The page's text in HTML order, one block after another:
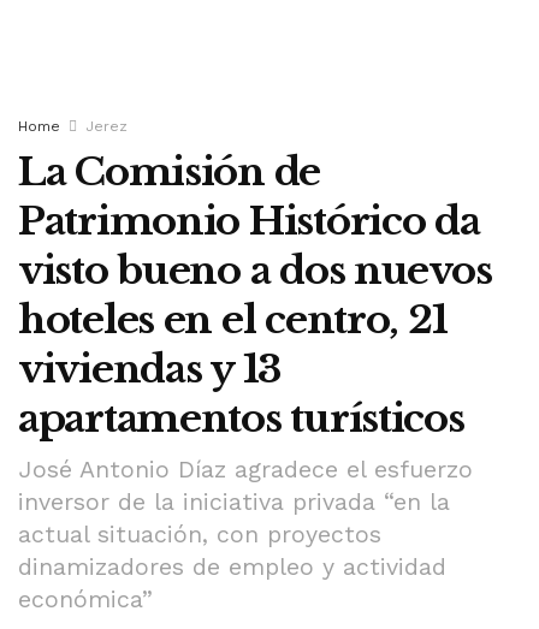
Home Jerez
La Comisión de
Patrimonio Histórico da
visto bueno a dos nuevos
hoteles en el centro, 21
viviendas y 13
apartamentos turísticos
José Antonio Díaz agradece el esfuerzo
inversor de la iniciativa privada “en la
actual situación, con proyectos
dinamizadores de empleo y actividad
económica”